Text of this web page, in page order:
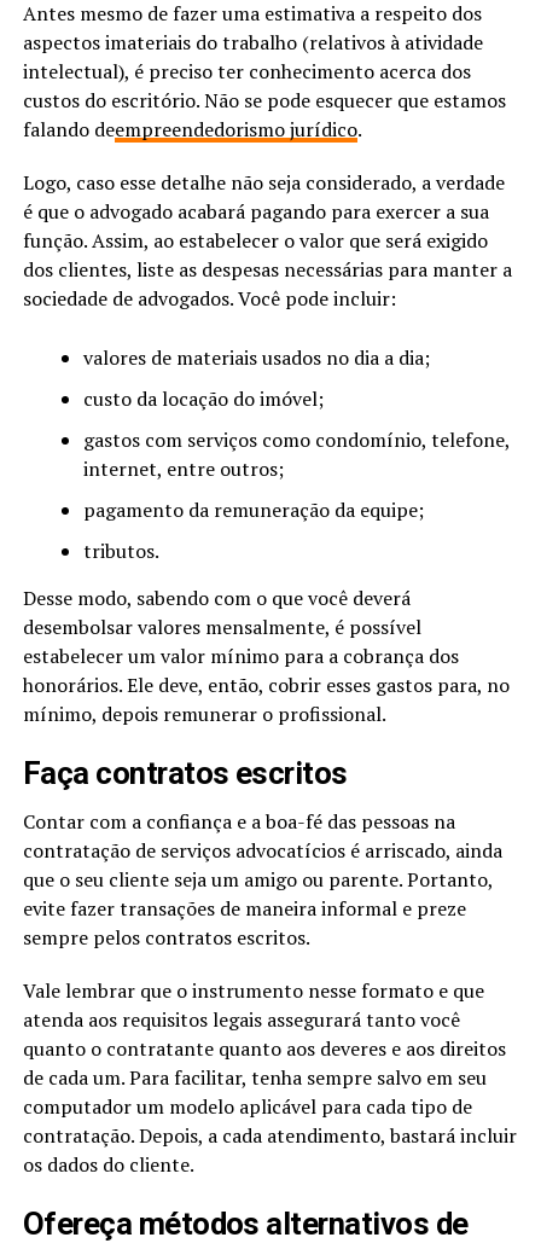
Antes mesmo de fazer uma estimativa a respeito dos
aspectos imateriais do trabalho (relativos à atividade
intelectual), é preciso ter conhecimento acerca dos
custos do escritório. Não se pode esquecer que estamos
falando deempreendedorismo jurídico.
Logo, caso esse detalhe não seja considerado, a verdade
é que o advogado acabará pagando para exercer a sua
função. Assim, ao estabelecer o valor que será exigido
dos clientes, liste as despesas necessárias para manter a
sociedade de advogados. Você pode incluir:
valores de materiais usados no dia a dia;
custo da locação do imóvel;
gastos com serviços como condomínio, telefone,
internet, entre outros;
pagamento da remuneração da equipe;
tributos.
Desse modo, sabendo com o que você deverá
desembolsar valores mensalmente, é possível
estabelecer um valor mínimo para a cobrança dos
honorários. Ele deve, então, cobrir esses gastos para, no
mínimo, depois remunerar o profissional.
Faça contratos escritos
Contar com a confiança e a boa-fé das pessoas na
contratação de serviços advocatícios é arriscado, ainda
que o seu cliente seja um amigo ou parente. Portanto,
evite fazer transações de maneira informal e preze
sempre pelos contratos escritos.
Vale lembrar que o instrumento nesse formato e que
atenda aos requisitos legais assegurará tanto você
quanto o contratante quanto aos deveres e aos direitos
de cada um. Para facilitar, tenha sempre salvo em seu
computador um modelo aplicável para cada tipo de
contratação. Depois, a cada atendimento, bastará incluir
os dados do cliente.
Ofereça métodos alternativos de